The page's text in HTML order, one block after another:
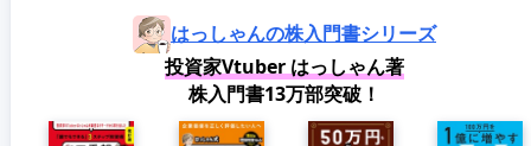
はっしゃんの株入門書シリーズ
投資家Vtuber はっしゃん著
株入門書13万部突破！